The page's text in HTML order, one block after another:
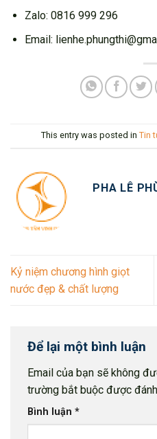
Zalo: 0816 999 296
Email:
This entry was posted in Tin
PHA LÊ
Kỷ niệm chương hình giọt
nước đẹp & chất lượng
Để lại một bình luận
Email của bạn sẽ không
trường bắt buộc được
Bình luận *